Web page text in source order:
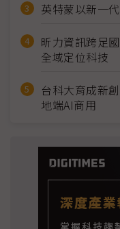
英特蒙以新一
昕力資訊跨足
全域定位科技
台科大育成新
地端AI商用